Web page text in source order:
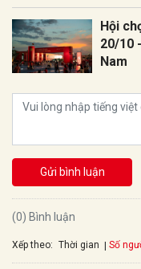
Hội
20/10
Nam
Gửi bình luận
(0) Bình luận
Xếp theo: Thời gian Số